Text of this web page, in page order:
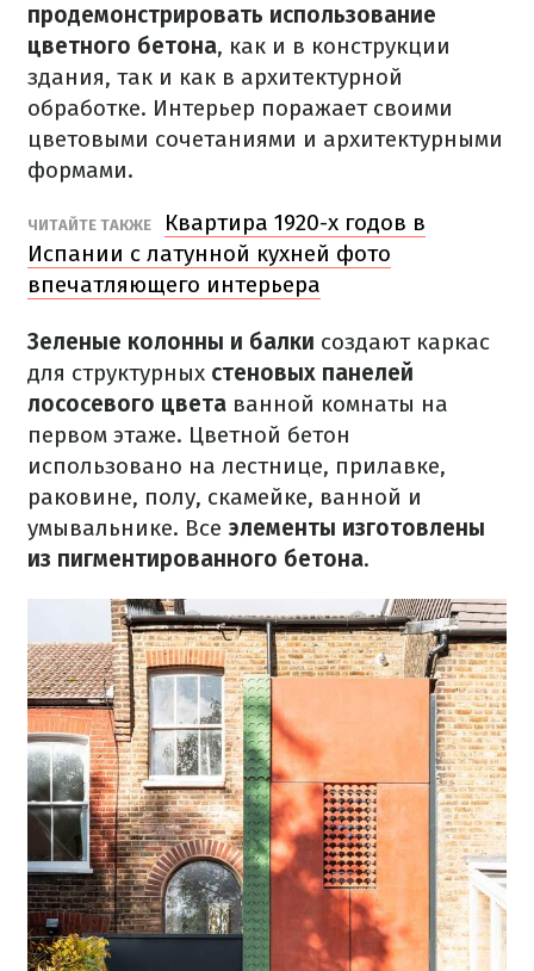
продемонстрировать использование
цветного бетона, как и в конструкции
здания, так и как в архитектурной
обработке. Интерьер поражает своими
цветовыми сочетаниями и архитектурными
формами.
ЧИТАЙТЕ ТАКЖЕ
Квартира 1920-х годов в
Испании с латунной кухней фото
впечатляющего интерьера
Зеленые колонны и балки создают каркас
для структурных стеновых панелей
лососевого цвета ванной комнаты на
первом этаже. Цветной бетон
использовано на лестнице, прилавке,
раковине, полу, скамейке, ванной и
умывальнике. Все элементы изготовлены
из пигментированного бетона.